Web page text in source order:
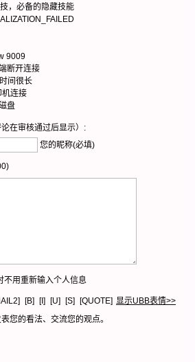
，必备的隐藏技能
9009
断开连接
间很长
机连接
盘
在审核通过后显示）:
您的昵称(必填)
不用重新输入个人信息
[B] [I] [U] [S] [QUOTE] 显示UBB表情>>
您的看法、交流您的观点。